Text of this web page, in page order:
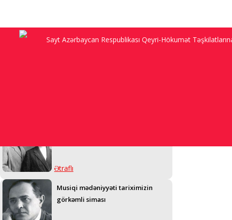
Sayt Azərbaycan Respublikası Qeyri-Hökumət
Ətraflı
Musiqi mədəniyyəti tariximizin
görkəmli siması